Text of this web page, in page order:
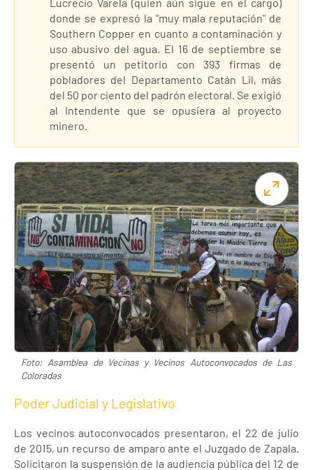
donde se expresó la "muy mala reputación" de
Southern Copper en cuanto a contaminación y
uso abusivo del agua. El 16 de septiembre se
presentó un petitorio con 393 firmas de
pobladores del Departamento Catán Lil, más
del 50 por ciento del padrón electoral. Se exigió
al Intendente que se opusiera al proyecto
minero.
Foto: Asamblea de Vecinas y Vecinos Autoconvocados de Las
Coloradas
Poder Judicial y Legislativo
Los vecinos autoconvocados presentaron, el 22 de julio
de 2015, un recurso de amparo ante el Juzgado de Zapala.
Solicitaron la suspensión de la audiencia pública del 12 de